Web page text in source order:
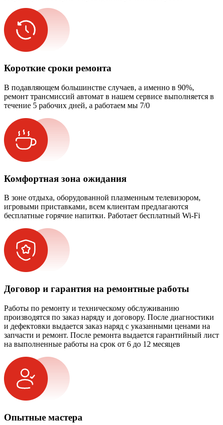
Короткие сроки ремонта
В подавляющем большинстве случаев, а именно в 90%,
ремонт трансмиссий автомат в нашем сервисе выполняется в
течение 5 рабочих дней, а работаем мы 7/0
Комфортная зона ожидания
В зоне отдыха, оборудованной плазменным телевизором,
игровыми приставками, всем клиентам предлагаются
бесплатные горячие напитки. Работает бесплатный Wi-Fi
Договор и гарантия на ремонтные работы
Работы по ремонту и техническому обслуживанию
производятся по заказ наряду и договору. После диагностики
и дефектовки выдается заказ наряд с указанными ценами на
запчасти и ремонт. После ремонта выдается гарантийный лист
на выполненные работы на срок от 6 до 12 месяцев
Опытные мастера